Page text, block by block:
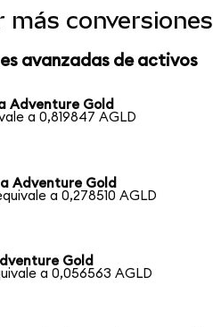
más conversiones
avanzadas de activos
Adventure Gold
a 0,819847 AGLD
Adventure Gold
a 0,278510 AGLD
Gold
a 0,056563 AGLD